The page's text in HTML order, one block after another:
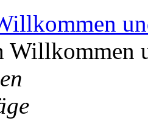
Willkommen